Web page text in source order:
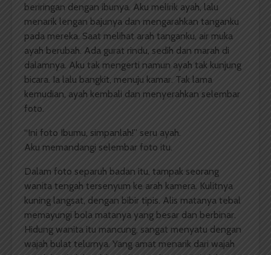
beriringan dengan ibunya. Aku melirik ayah, lalu
menarik lengan bajunya dan mengarahkan tanganku
pada mereka. Saat melihat arah tanganku, air muka
ayah berubah. Ada gurat rindu, sedih dan marah di
dalamnya. Aku tak mengerti namun ayah tak kunjung
bicara. Ia lalu bangkit, menuju kamar. Tak lama
kemudian, ayah kembali dan menyerahkan selembar
foto.
“Ini foto Ibumu, simpanlah!” seru ayah.
Aku memandangi selembar foto itu.
Dalam foto separuh badan itu, tampak seorang
wanita tengah tersenyum ke arah kamera. Kulitnya
kuning langsat, dengan bibir tipis. Alis matanya tebal
memayungi bola matanya yang besar dan berbinar.
Hidung wanita itu mancung, sangat menyatu dengan
wajah bulat telurnya. Yang amat menarik dari wajah